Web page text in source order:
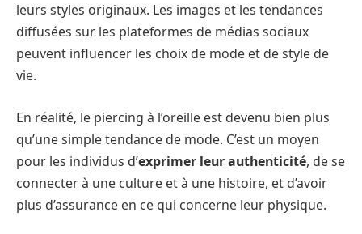
leurs styles originaux. Les images et les tendances
diffusées sur les plateformes de médias sociaux
peuvent influencer les choix de mode et de style de
vie.
En réalité, le piercing à l’oreille est devenu bien plus
qu’une simple tendance de mode. C’est un moyen
pour les individus d’exprimer leur authenticité, de se
connecter à une culture et à une histoire, et d’avoir
plus d’assurance en ce qui concerne leur physique.